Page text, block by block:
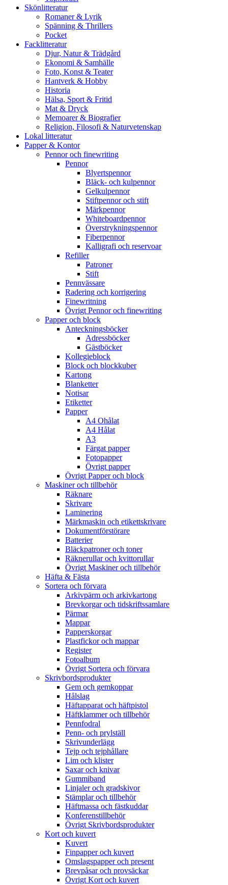
Skönlitteratur
Romaner & Lyrik
Spänning & Thrillers
Pocket
Facklitteratur
Djur, Natur & Trädgård
Ekonomi & Samhälle
Foto, Konst & Teater
Hantverk & Hobby
Historia
Hälsa, Sport & Fritid
Mat & Dryck
Memoarer & Biografier
Religion, Filosofi & Naturvetenskap
Lokal litteratur
Papper & Kontor
Pennor och finewriting
Pennor
Blyertspennor
Bläck- och kulpennor
Gelkulpennor
Stiftpennor och stift
Märkpennor
Whiteboardpennor
Överstrykningspennor
Fiberpennor
Kalligrafi och reservoar
Refiller
Patroner
Stift
Pennvässare
Radering och korrigering
Finewritning
Övrigt Pennor och finewriting
Papper och block
Anteckningsböcker
Adressböcker
Gästböcker
Kollegieblock
Block och blockkuber
Kartong
Blanketter
Notisar
Etiketter
Papper
A4 Ohålat
A4 Hålat
A3
Färgat papper
Fotopapper
Övrigt papper
Övrigt Papper och block
Maskiner och tillbehör
Räknare
Skrivare
Laminering
Märkmaskin och etikettskrivare
Dokumentförstörare
Batterier
Bläckpatroner och toner
Räknerullar och kvittorullar
Övrigt Maskiner och tillbehör
Häfta & Fästa
Sortera och förvara
Arkivpärm och arkivkartong
Brevkorgar och tidskriftssamlare
Pärmar
Mappar
Papperskorgar
Plastfickor och mappar
Register
Fotoalbum
Övrigt Sortera och förvara
Skrivbordsprodukter
Gem och gemkoppar
Hålslag
Häftapparat och häftpistol
Häftklammer och tillbehör
Pennfodral
Penn- och prylställ
Skrivunderlägg
Tejp och tejphållare
Lim och klister
Saxar och knivar
Gummiband
Linjaler och gradskivor
Stämplar och tillbehör
Häftmassa och fästkuddar
Konferenstillbehör
Övrigt Skrivbordsprodukter
Kort och kuvert
Kuvert
Finpapper och kuvert
Omslagspapper och present
Brevpåsar och provsäckar
Övrigt Kort och kuvert